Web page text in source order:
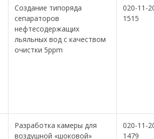
Создание типоряда
сепараторов
нефтесодержащих
льяльных вод с качеством
очистки 5ppm
020-11-
1515
Разработка камеры для
воздушной «шоковой»
020-11-
1479